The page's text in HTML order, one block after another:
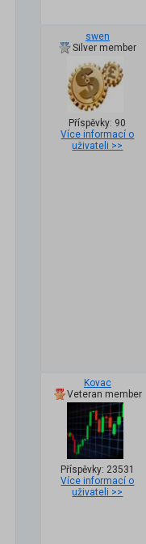
swen
Silver member
Příspěvky: 90
Více informací o
uživateli >>
Kovac
Veteran member
Příspěvky: 23531
Více informací o
uživateli >>